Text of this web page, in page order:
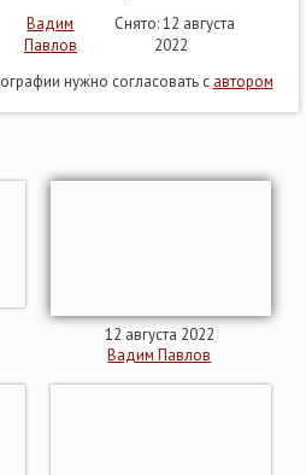
Вадим
Павлов
Снято: 12 августа
2022
нужно согласовать с автором
12 августа 2022
Вадим Павлов